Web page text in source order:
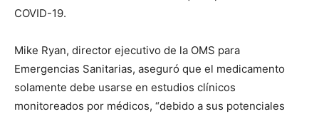
COVID-19.
Mike Ryan, director ejecutivo de la OMS para
Emergencias Sanitarias, aseguró que el medicamento
solamente debe usarse en estudios clínicos
monitoreados por médicos, “debido a sus potenciales